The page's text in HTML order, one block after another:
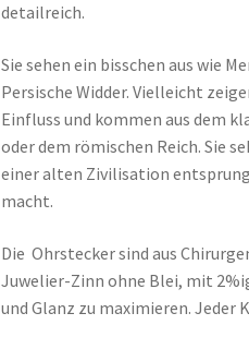
detailreich.
Sie sehen ein bisschen aus wie
Persische Widder. Vielleicht
Einfluss und kommen aus dem
oder dem römischen Reich. Sie
einer alten Zivilisation
macht.
Die Ohrstecker sind aus
Juwelier-Zinn ohne Blei, mit
und Glanz zu maximieren. Jeder